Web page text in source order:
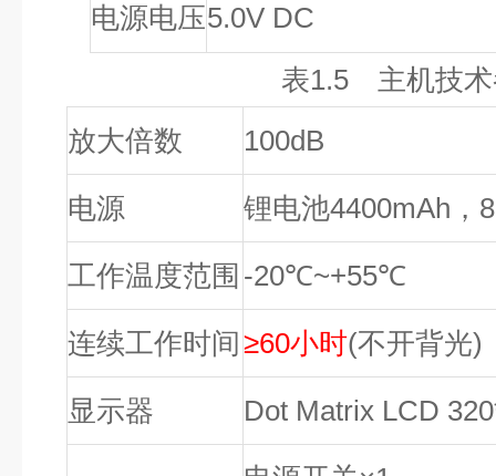
电源电压5.0V DC
表1.5 主机技术
放大倍数
100dB
电源 锂电池4400mAh，
工作温度范围 -20℃~+55℃
连续工作时间≥60小时(不开背光)
显示器 Dot Matrix LCD